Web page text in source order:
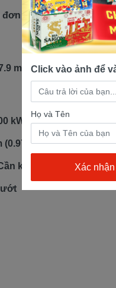
đơn
mm
kW/rpm
(0.97kgf/m)/5,500 vòng/
khởi động
ướt
Click vào ảnh để
Họ và Tên